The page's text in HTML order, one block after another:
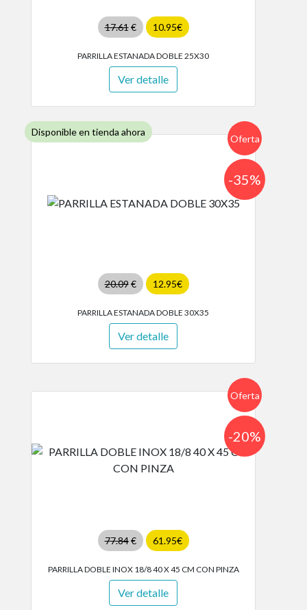
17.61€ 10.95€
PARRILLA ESTANADA DOBLE 25X30
Ver detalle
Disponible en tienda ahora
Oferta
20.09€ 12.95€
-35%
PARRILLA ESTANADA DOBLE 30X35
Ver detalle
Oferta
77.84€ 61.95€
-20%
PARRILLA DOBLE INOX 18/8 40 X 45 CM CON PINZA
Ver detalle